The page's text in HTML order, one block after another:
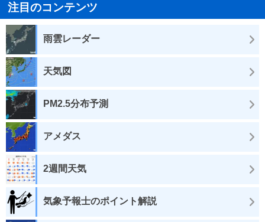
注目のコンテンツ
雨雲レーダー
天気図
PM2.5分布予測
アメダス
2週間天気
気象予報士のポイント解説